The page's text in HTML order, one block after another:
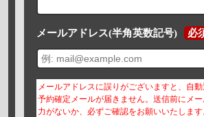
メールアドレス(半角英数記号) 必
メールアドレスに誤りがございますと、自
予約確定メールが届きません。送信前にメ
力がないか、必ずご確認をお願いいたします